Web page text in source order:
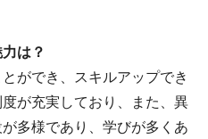
は？
ができ、スキルアップでき
が充実しており、また、異
多様であり、学びが多くあ